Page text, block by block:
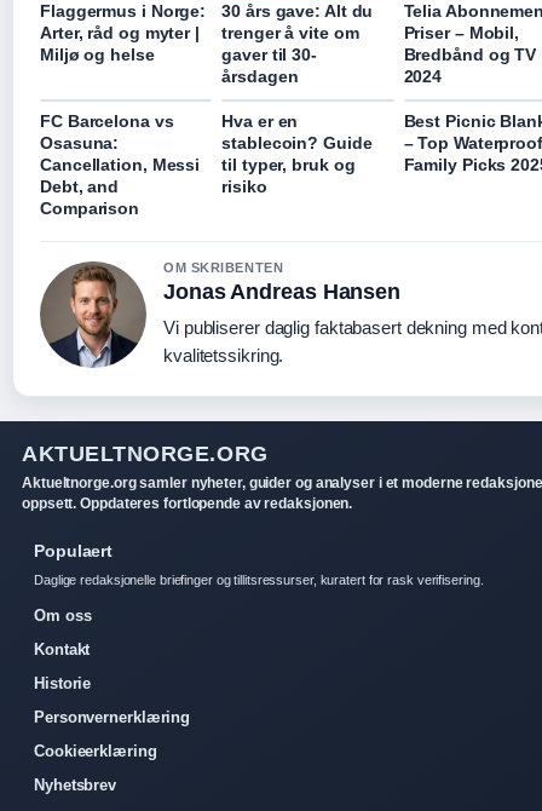
Flaggermus i Norge:
Arter, råd og myter |
Miljø og helse
30 års gave: Alt du
trenger å vite om
gaver til 30-
årsdagen
Telia
Priser – Mobil,
Bredbånd og TV
2024
FC Barcelona vs
Osasuna:
Cancellation, Messi
Debt, and
Comparison
Hva er en
stablecoin? Guide
til typer, bruk og
risiko
Best Picnic
– Top Waterproof
Family Picks
OM SKRIBENTEN
Jonas Andreas Hansen
Vi publiserer daglig faktabasert dekning med
kvalitetssikring.
AKTUELTNORGE.ORG
Aktueltnorge.org samler nyheter, guider og analyser i et moderne
oppsett. Oppdateres fortlopende av redaksjonen.
Populaert
Daglige redaksjonelle briefinger og tillitsressurser, kuratert for rask verifisering.
Om oss
Kontakt
Historie
Personvernerklæring
Cookieerklæring
Nyhetsbrev